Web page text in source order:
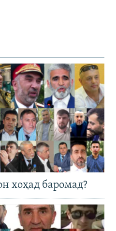
хоҳад баромад?